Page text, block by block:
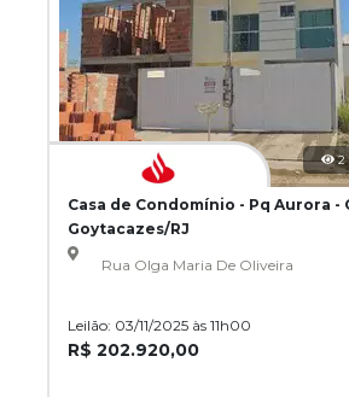
2
Casa de Condomínio - Pq Aurora -
Goytacazes/RJ
Rua Olga Maria De Oliveira
Leilão: 03/11/2025 às 11h00
R$ 202.920,00